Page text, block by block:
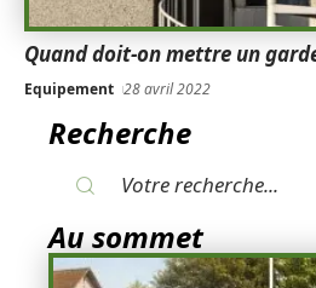
Quand doit-on mettre un
Equipement 28 avril 2022
Recherche
Au sommet